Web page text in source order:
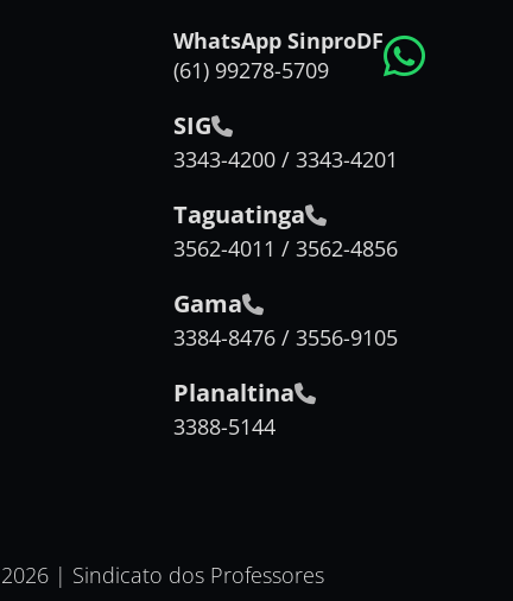
WhatsApp SinproDF
(61) 99278-5709
SIG
3343-4200 / 3343-4201
Taguatinga
3562-4011 / 3562-4856
Gama
3384-8476 / 3556-9105
Planaltina
3388-5144
| Sindicato dos Professores